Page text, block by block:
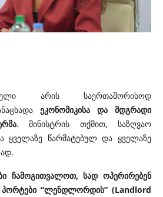
არის საერთაშორისოდ
ეკონომიკისა და მდგრადი
. მინისტრის თქმით, საზღვაო
ყველაზე წარმატებულ და ყველაზე
ჩამოგითვალოთ, სად ოპერირებენ
პორტები “ლენდლორდის” (Landlord